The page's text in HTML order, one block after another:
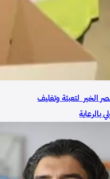
لتعبئة وتغليف
بالرعاية